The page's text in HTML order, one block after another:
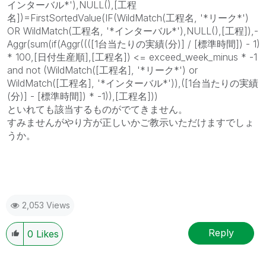
インターバル*'),NULL(),[工程
名])=FirstSortedValue(IF(WildMatch(工程名, '*リーク*')
OR WildMatch(工程名, '*インターバル*'),NULL(),[工程]),-
Aggr(sum(if(Aggr((([1台当たりの実績(分)] / [標準時間]) - 1)
* 100,[日付生産順],[工程名]) <= exceed_week_minus * -1
and not (WildMatch([工程名], '*リーク*') or
WildMatch([工程名], '*インターバル*')),([1台当たりの実績
(分)] - [標準時間]) * -1)),[工程名]))
といれても該当するものがでてきません。
すみませんがやり方が正しいかご教示いただけますでしょ
うか。
2,053 Views
0 Likes Reply